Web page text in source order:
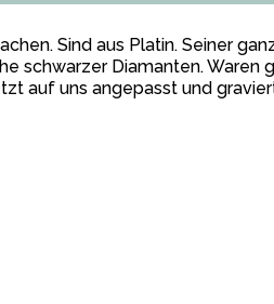
Sind aus Platin. Seiner
schwarzer Diamanten. Waren
auf uns angepasst und